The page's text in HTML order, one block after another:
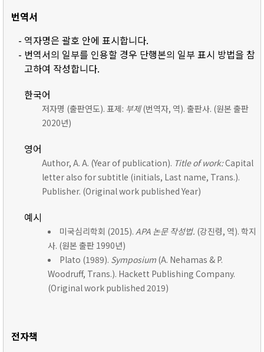
번역서
- 역자명은 괄호 안에 표시합니다.
- 번역서의 일부를 인용할 경우 단행본의 일부 표시 방법을 참
고하여 작성합니다.
한국어
저자명 (출판연도). 표제: 부제(번역자, 역). 출판사. (원본 출판
2020년)
영어
Author, A. A. (Year of publication). Title of work:Capital
letter also for subtitle (initials, Last name, Trans.).
Publisher. (Original work published Year)
예시
미국심리학회 (2015). APA 논문 작성법. (강진령, 역). 학지
사. (원본 출판 1990년)
Plato (1989). Symposium (A. Nehamas & P.
Woodruff, Trans.). Hackett Publishing Company.
(Original work published 2019)
전자책